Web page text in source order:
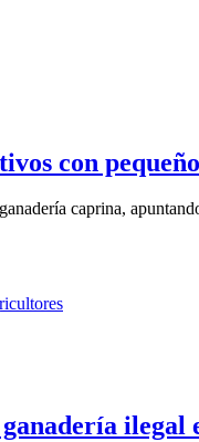
con
caprina,
ilegal